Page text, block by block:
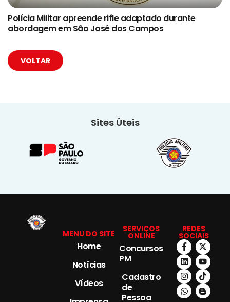
Polícia Militar apreende rifle adaptado durante
abordagem em São José dos Campos
VOLTAR
Sites Úteis
MENU DO SITE
Home
Notícias
Vídeos
SERVIÇOS
ONLINE
Concursos
PM
Cadastro
de
Pessoa
REDES
SOCIAIS